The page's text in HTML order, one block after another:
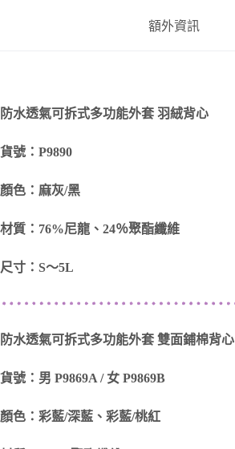
額外資訊
防水透氣可拆式多功能外套 羽絨背心
貨號：P9890
顏色：麻灰/黑
材質：76%尼龍、24％聚酯纖維
尺寸：S～5L
防水透氣可拆式多功能外套 雙面鋪棉背心
貨號：男 P9869A / 女 P9869B
顏色：彩藍/深藍、彩藍/桃紅